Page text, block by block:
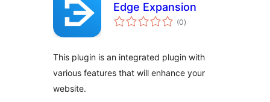
Edge Expansion
(0valoracións
totais
)
This plugin is an integrated plugin with
various features that will enhance your
website.